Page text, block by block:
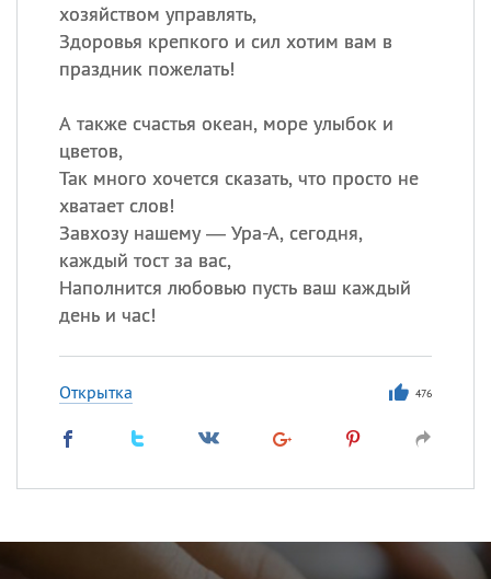
хозяйством управлять,
Здоровья крепкого и сил хотим вам в
праздник пожелать!
А также счастья океан, море улыбок и
цветов,
Так много хочется сказать, что просто не
хватает слов!
Завхозу нашему — Ура-А, сегодня,
каждый тост за вас,
Наполнится любовью пусть ваш каждый
день и час!
Открытка 476